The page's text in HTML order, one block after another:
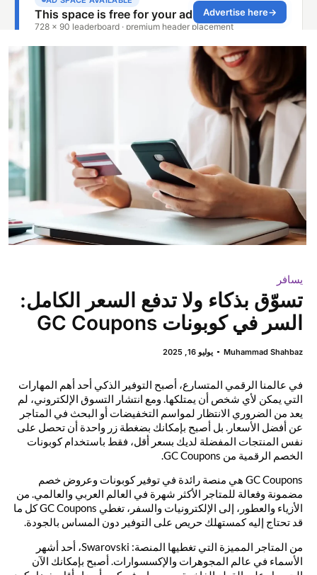
يسافر
تسوّق بذكاء ولا تدفع السعر الكامل:
السر في كوبونات GC Coupons
Muhammad Shahbaz يوليو 16, 2025
في عالمنا الرقمي المتسارع، أصبح التوفير الذكي أحد أهم المهارات
التي يمكن لأي شخص أن يمتلكها. ومع انتشار التسوق الإلكتروني، لم
يعد من الضروري الانتظار لمواسم التخفيضات أو البحث في المتاجر
عن أفضل الأسعار. بل أصبح بإمكانك بضغطة زر واحدة أن تحصل على
نفس المنتجات المفضلة لديك بسعر أقل، فقط باستخدام كوبونات
الخصم الرقمية من GC Coupons.
GC Coupons هي منصة رائدة في توفير كوبونات وعروض خصم
مضمونة وفعالة للمتاجر الأكثر شهرة في العالم العربي والعالمي. من
الأزياء والعطور، إلى الإلكترونيات والسفر، تغطي GC Coupons كل ما
قد تحتاج إليه كمستهلك حريص على التوفير دون المساس بالجودة.
من المتاجر المميزة التي تغطيها المنصة: Swarovski، أحد أشهر
الأسماء في عالم المجوهرات والإكسسوارات. أصبح بإمكانك الآن